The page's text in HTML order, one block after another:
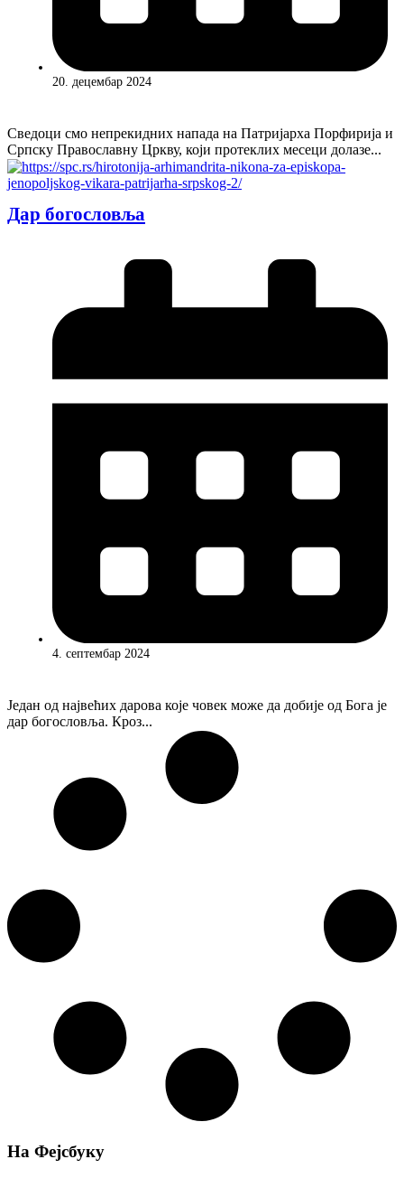
20. децембар 2024
Сведоци смо непрекидних напада на Патријарха Порфирија и
Српску Православну Цркву, који протеклих месеци долазе...
Дар богословља
4. септембар 2024
Један од највећих дарова које човек може да добије од Бога је
дар богословља. Кроз...
На Фејсбуку